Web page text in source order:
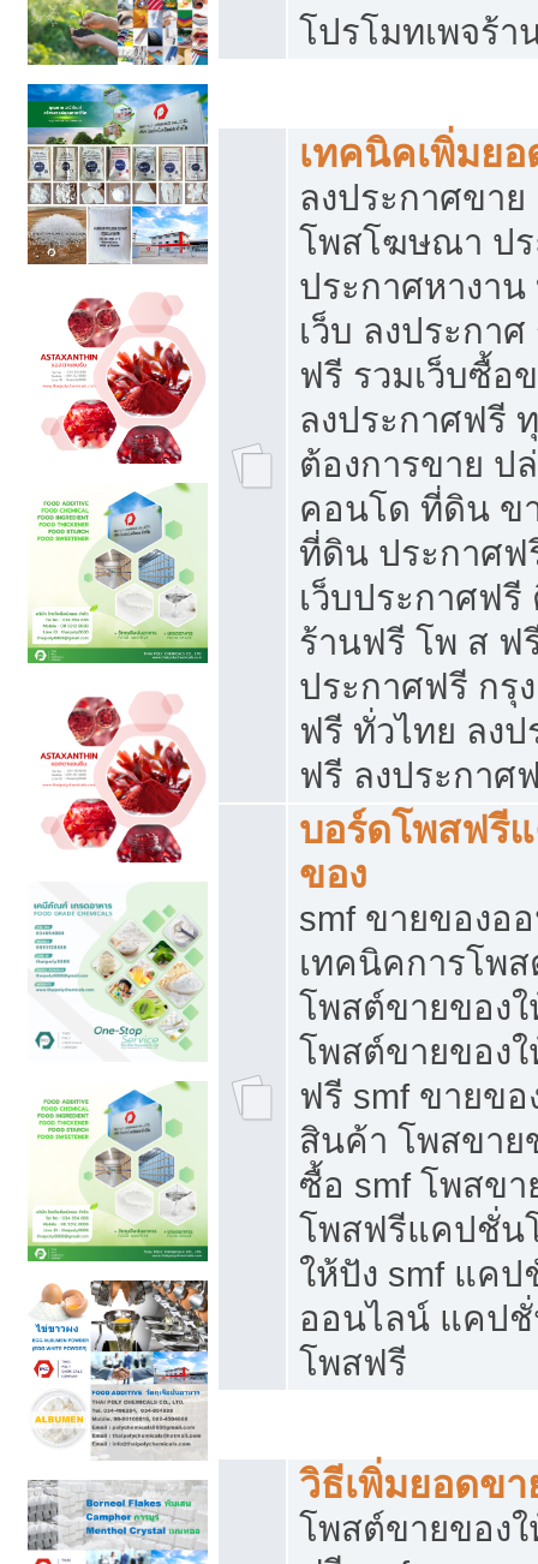
โปรโมทเพจร้า
เทคนิคเพิ่มย
ลงประกาศขา
โพสโฆษณา ป
ประกาศหางา
เว็บ ลงประกา
ฟรี รวมเว็บซื้อ
ลงประกาศฟรี
ต้องการขาย ป
คอนโด ที่ดิน ข
ที่ดิน ประกาศฟ
เว็บประกาศฟ
ร้านฟรี โพ ส ฟ
ประกาศฟรี กรุ
ฟรี ทั่วไทย ลง
ฟรี ลงประกาศ
บอร์ดโพสฟรี
ของ
smf ขายของอ
เทคนิคการโพ
โพสต์ขายของ
โพสต์ขายของ
ฟรี smf ขายข
สินค้า โพสขาย
ซื้อ smf โพสข
โพสฟรีแคปชั่น
ให้ปัง smf แค
ออนไลน์ แคป
โพสฟรี
วิธีเพิ่มยอดข
โพสต์ขายของ